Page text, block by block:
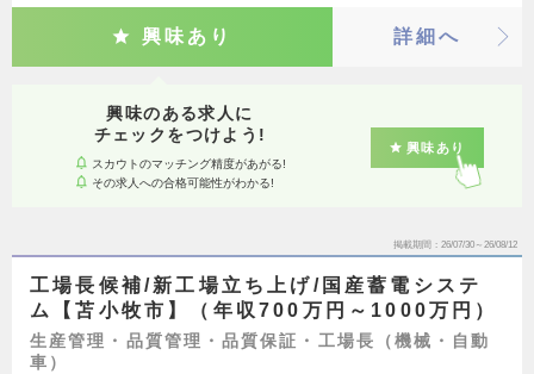
興味あり 詳細へ
興味のある求人に
チェックをつけよう!
スカウトのマッチング精度があがる!
その求人への合格可能性がわかる!
興味あり
掲載期間 26/07/30～26/08/12
工場長候補/新工場立ち上げ/国産蓄電システ
ム【苫小牧市】（年収700万円～1000万円）
生産管理・品質管理・品質保証・工場長（機械・自動
車）